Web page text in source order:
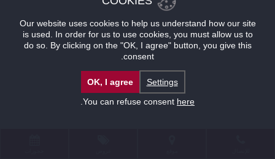
Our website uses cookies to help us understand how our site
is used. In order for us to use cookies, you must allow us to
do so. By clicking on the "OK, I agree" button, you give this
consent.
Settings
OK, I agree
You can refuse consent here
.